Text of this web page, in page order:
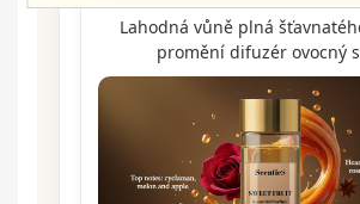
Lahodná vůně plná
promění difuzér ovocný